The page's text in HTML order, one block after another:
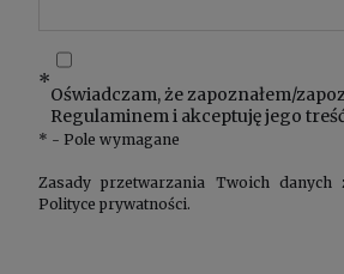
*
Oświadczam, że zapoznałem/
Regulaminem i akceptuję jego
* - Pole wymagane
Zasady przetwarzania Twoich danych
Polityce prywatności.